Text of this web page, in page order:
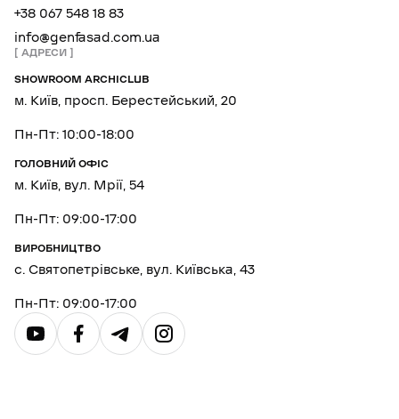
+38 067 548 18 83
info@genfasad.com.ua
АДРЕСИ
SHOWROOM ARCHICLUB
м. Київ, просп. Берестейський, 20
Пн-Пт: 10:00-18:00
ГОЛОВНИЙ ОФІС
м. Київ, вул. Мрії, 54
Пн-Пт: 09:00-17:00
ВИРОБНИЦТВО
с. Святопетрівське, вул. Київська, 43
Пн-Пт: 09:00-17:00